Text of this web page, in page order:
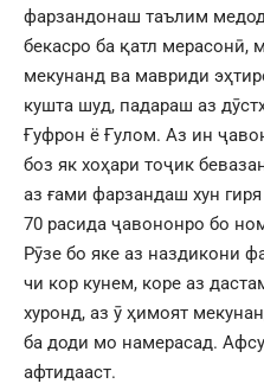
фарзандонаш таълим
бекасро ба қатл мерасонӣ,
мекунанд ва мавриди
кушта шуд, падараш аз
Ғуфрон ё Ғулом. Аз ин
боз як хоҳари тоҷик
аз ғами фарзандаш хун
70 расида ҷавононро бо
Рӯзе бо яке аз наздикони
чи кор кунем, коре аз
хуронд, аз ӯ ҳимоят
ба доди мо намерасад.
афтидааст.